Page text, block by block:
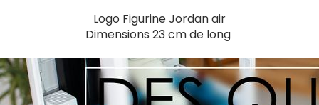
Logo Figurine Jordan air
Dimensions 23 cm de long